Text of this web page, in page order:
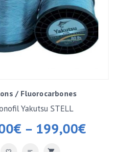
/ Fluorocarbones
€ – 199,00€
Yakutsu STELL